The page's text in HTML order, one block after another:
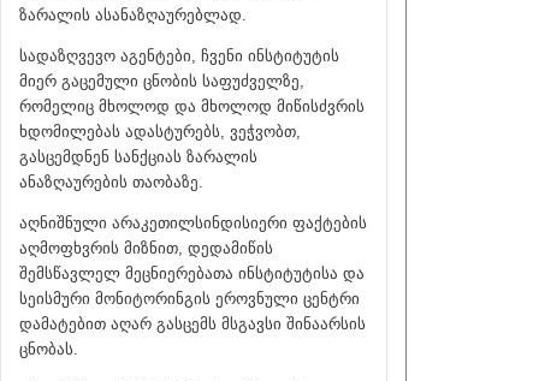
ზარალის ასანაზღაურებლად.
სადაზღვევო აგენტები, ჩვენი ინსტიტუტის
მიერ გაცემული ცნობის საფუძველზე,
რომელიც მხოლოდ და მხოლოდ მიწისძვრის
ხდომილებას ადასტურებს, ვეჭვობთ,
გასცემდნენ სანქციას ზარალის
ანაზღაურების თაობაზე.
აღნიშნული არაკეთილსინდისიერი ფაქტების
აღმოფხვრის მიზნით, დედამიწის
შემსწავლელ მეცნიერებათა ინსტიტუტისა და
სეისმური მონიტორინგის ეროვნული ცენტრი
დამატებით აღარ გასცემს მსგავსი შინაარსის
ცნობას.